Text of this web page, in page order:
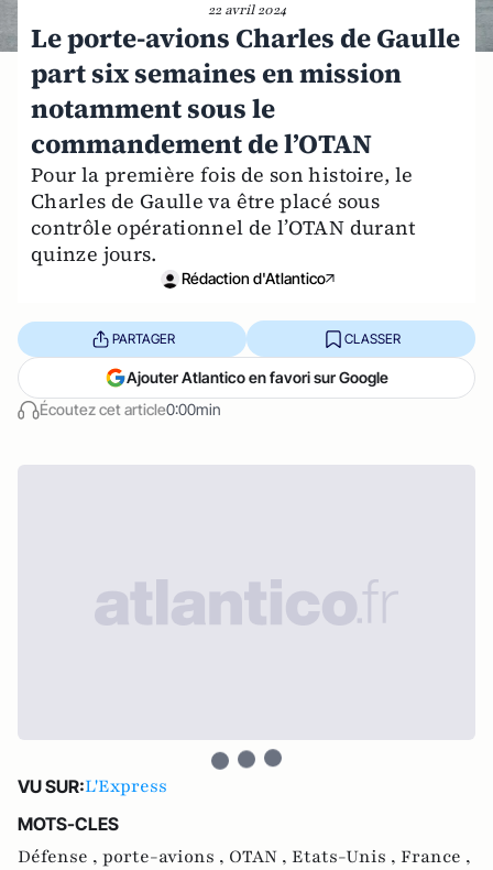
22 avril 2024
Le porte-avions Charles de Gaulle
part six semaines en mission
notamment sous le
commandement de l’OTAN
Pour la première fois de son histoire, le
Charles de Gaulle va être placé sous
contrôle opérationnel de l’OTAN durant
quinze jours.
Rédaction d'Atlantico
Écoutez cet article0:00min
PARTAGER CLASSER
Ajouter Atlantico en favori sur Google
VU SUR:L'Express
MOTS-CLES
Défense , porte-avions , OTAN , Etats-Unis , France ,